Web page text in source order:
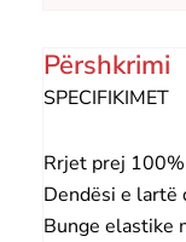
Përshkrimi
SPECIFIKIMET
Rrjet prej
Dendësi e lartë
Bunge elastike